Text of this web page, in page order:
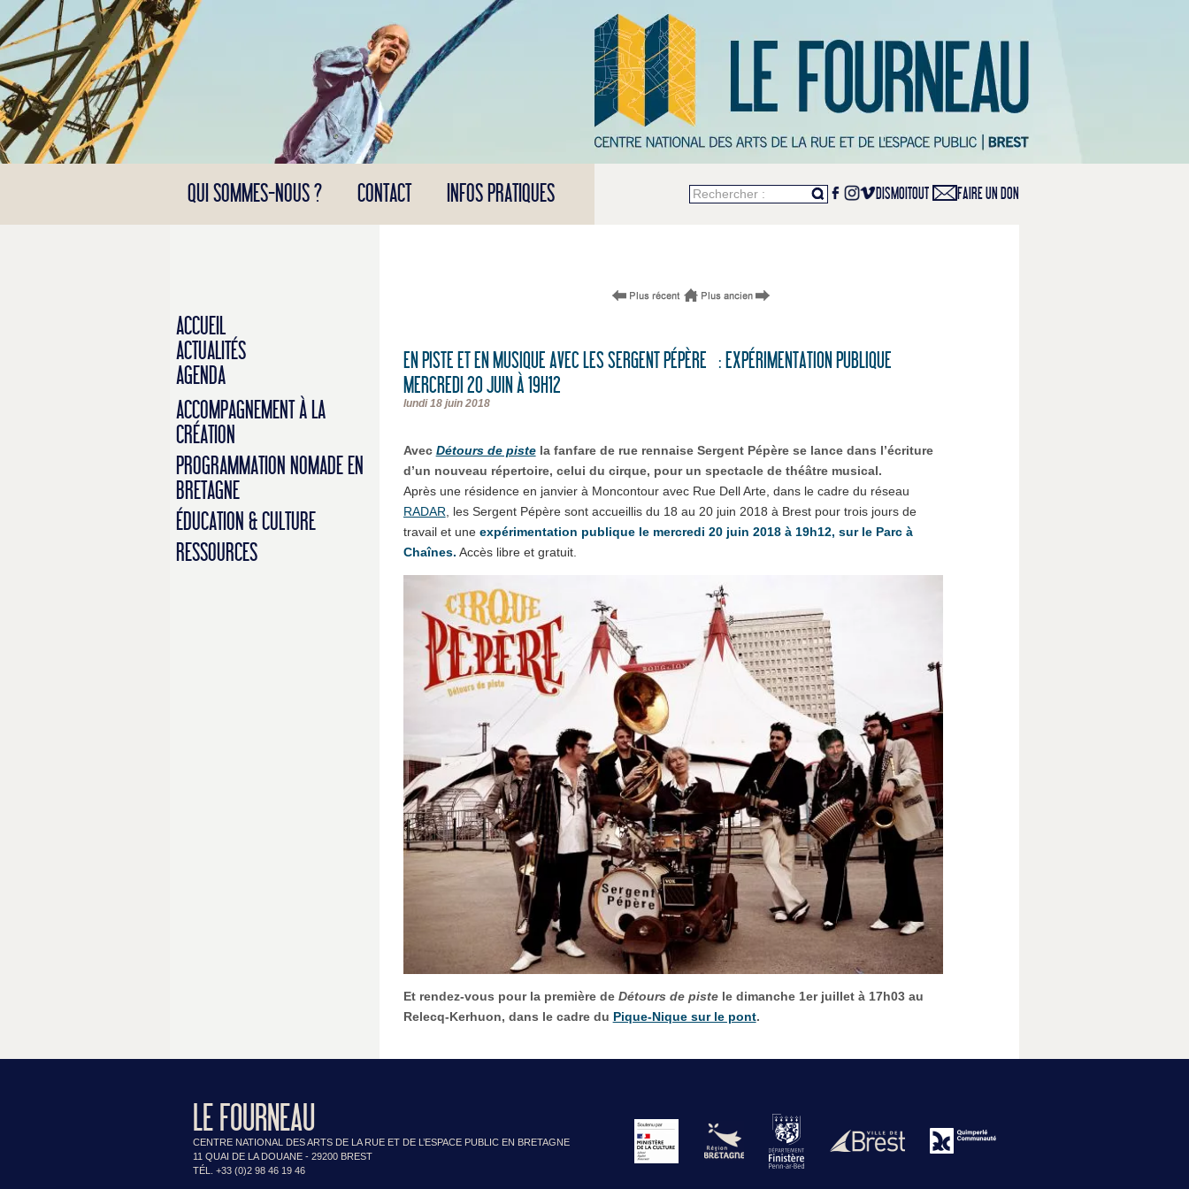
Panneau de gestion des cookies
QUI SOMMES-NOUS ? CONTACT INFOS PRATIQUES Rechercher : DISMOITOUT FAIRE UN DON
ACCUEIL
ACTUALITÉS
AGENDA
ACCOMPAGNEMENT À LA
CRÉATION
PROGRAMMATION NOMADE EN
BRETAGNE
ÉDUCATION & CULTURE
RESSOURCES
EN PISTE ET EN MUSIQUE AVEC LES SERGENT PÉPÈRE : EXPÉRIMENTATION PUBLIQUE
MERCREDI 20 JUIN À 19H12
lundi 18 juin 2018
Avec Détours de pistela fanfare de rue rennaise Sergent Pépère se lance dans l’écriture
d’un nouveau répertoire, celui du cirque, pour un spectacle de théâtre musical.
Après une résidence en janvier à Moncontour avec Rue Dell Arte, dans le cadre du réseau
RADAR , les Sergent Pépère sont accueillis du 18 au 20 juin 2018 à Brest pour trois jours de
travail et une expérimentation publique le mercredi 20 juin 2018 à 19h12, sur le Parc à
Chaînes. Accès libre et gratuit.
Et rendez-vous pour la première de Détours de pistele dimanche 1er juillet à 17h03 au
Relecq-Kerhuon, dans le cadre du Pique-Nique sur le pont.
LE FOURNEAU
CENTRE NATIONAL DES ARTS DE LA RUE ET DE L’ESPACE PUBLIC EN BRETAGNE
11 QUAI DE LA DOUANE - 29200 BREST
TÉL. +33 (0)2 98 46 19 46